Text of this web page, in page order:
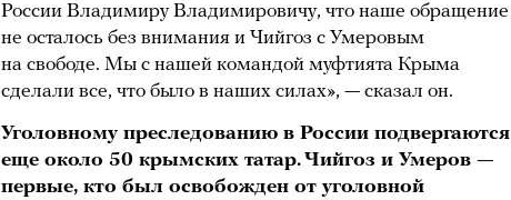
России Владимиру Владимировичу, что наше обращение
не осталось без внимания и Чийгоз с Умеровым
на свободе. Мы с нашей командой муфтията Крыма
сделали все, что было в наших силах», — сказал он.
Уголовному преследованию в России подвергаются
еще около 50 крымских татар. Чийгоз и Умеров —
первые, кто был освобожден от уголовной